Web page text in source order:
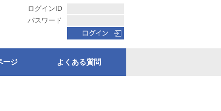
ログインID
パスワード
ージ よくある質問